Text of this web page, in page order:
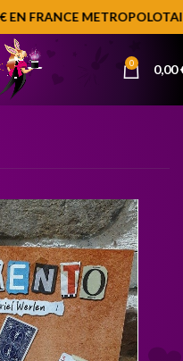
FRANCE
0 0,00